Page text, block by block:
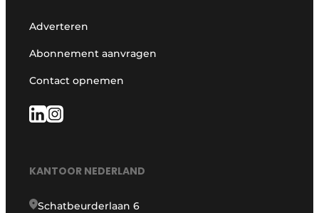
Adverteren
Abonnement aanvragen
Contact opnemen
KANTOOR NEDERLAND
Schatbeurderlaan 6